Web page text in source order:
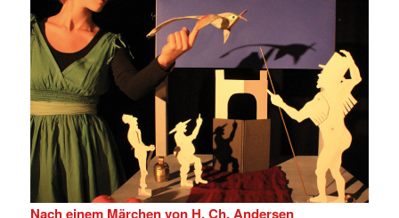
Nach einem Märchen von H. Ch. Andersen